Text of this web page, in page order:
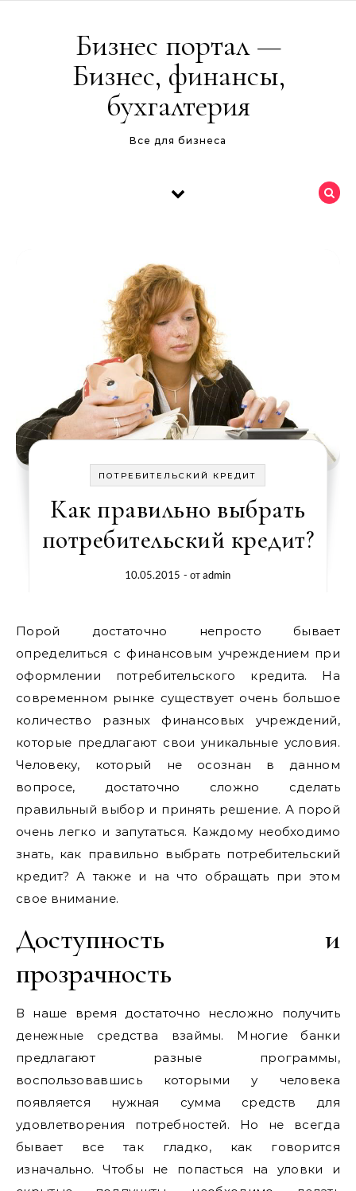
Бизнес портал —
Бизнес, финансы,
бухгалтерия
Все для бизнеса
ПОТРЕБИТЕЛЬСКИЙ КРЕДИТ
Как правильно выбрать
потребительский кредит?
10.05.2015 - отadmin
Порой достаточно непросто бывает
определиться с финансовым учреждением при
оформлении потребительского кредита. На
современном рынке существует очень большое
количество разных финансовых учреждений,
которые предлагают свои уникальные условия.
Человеку, который не осознан в данном
вопросе, достаточно сложно сделать
правильный выбор и принять решение. А порой
очень легко и запутаться. Каждому необходимо
знать, как правильно выбрать потребительский
кредит? А также и на что обращать при этом
свое внимание.
Доступность и
прозрачность
В наше время достаточно несложно получить
денежные средства взаймы. Многие банки
предлагают разные программы,
воспользовавшись которыми у человека
появляется нужная сумма средств для
удовлетворения потребностей. Но не всегда
бывает все так гладко, как говорится
изначально. Чтобы не попасться на уловки и